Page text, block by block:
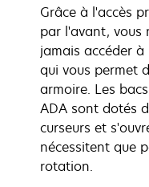
Grâce à l'accès
par l'avant, vous
jamais accéder
qui vous permet
armoire. Les
ADA sont dotés
curseurs et
nécessitent que
rotation.